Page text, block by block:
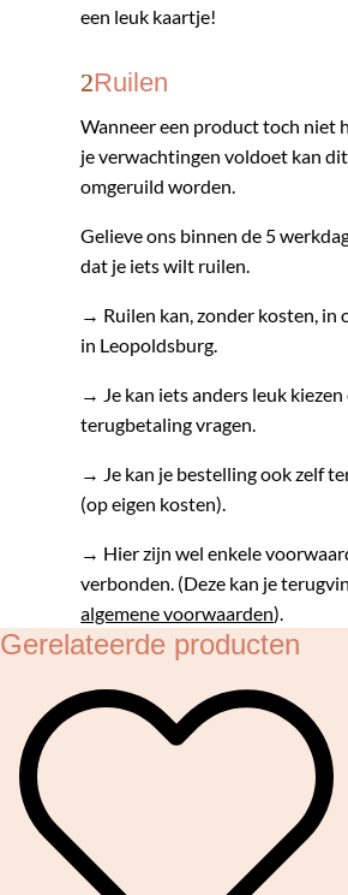
een leuk kaartje!
Ruilen
Wanneer een product toch niet
je verwachtingen voldoet kan
omgeruild worden.
Gelieve ons binnen de 5
dat je iets wilt ruilen.
→ Ruilen kan, zonder kosten, in
in Leopoldsburg.
→ Je kan iets anders leuk kiezen
terugbetaling vragen.
→ Je kan je bestelling ook zelf
(op eigen kosten).
→ Hier zijn wel enkele
verbonden. (Deze kan je
algemene voorwaarden).
Gerelateerde producten